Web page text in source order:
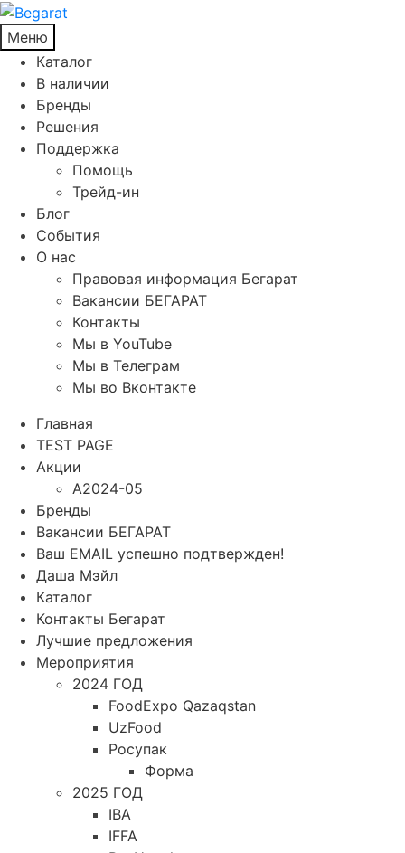
Меню
Каталог
В наличии
Бренды
Решения
Поддержка
Помощь
Трейд-ин
Блог
События
О нас
Правовая информация Бегарат
Вакансии БЕГАРАТ
Контакты
Мы в YouTube
Мы в Телеграм
Мы во Вконтакте
Главная
TEST PAGE
Акции
A2024-05
Бренды
Вакансии БЕГАРАТ
Ваш EMAIL успешно подтвержден!
Даша Мэйл
Каталог
Контакты Бегарат
Лучшие предложения
Мероприятия
2024 ГОД
FoodExpo Qazaqstan
UzFood
Росупак
Форма
2025 ГОД
IBA
IFFA